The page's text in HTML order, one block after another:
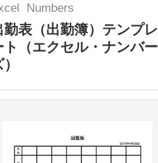
Numbers
勤表（出勤簿）テンプレ
ト（エクセル・ナンバー